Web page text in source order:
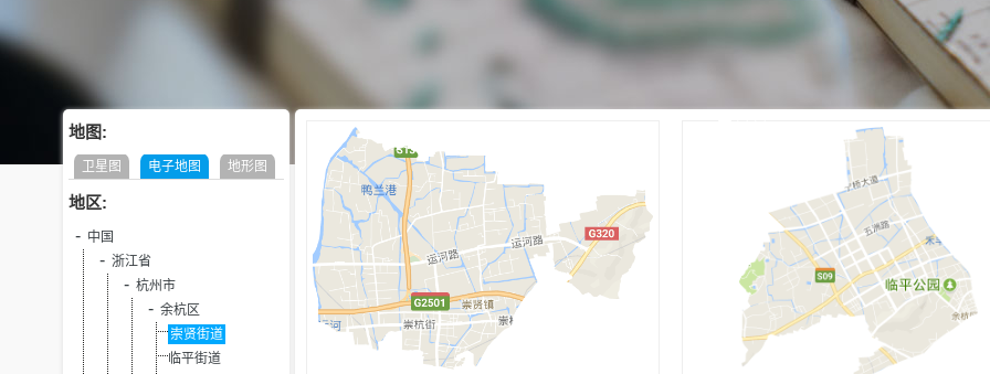
地图:
卫星图 电子地图 地形图
地区:
中国
浙江省
杭州市
余杭区
崇贤街道
临平街道